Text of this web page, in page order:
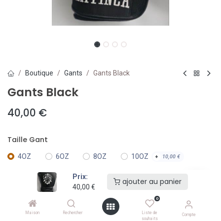
Prix:
40,00 €
ajouter au panier
Maison Rechercher
0
Liste de
souhaits
Compte
Boutique Gants Gants Black
Gants Black
40,00 €
Taille Gant
4OZ 6OZ 8OZ 10OZ + 10,00€
+ 28,00 + 28,00€
16OZ 18OZ